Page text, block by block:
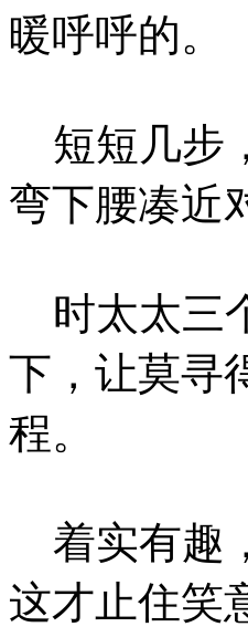
暖呼呼的。
短短几步
弯下腰凑近
时太太三
下，让莫寻
程。
着实有趣
这才止住笑